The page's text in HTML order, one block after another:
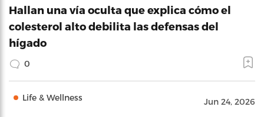
Hallan una vía oculta que explica cómo el
colesterol alto debilita las defensas del
hígado
0
Life & Wellness Jun 24, 2026